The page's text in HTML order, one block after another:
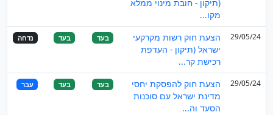
(תיקון - חובת מינוי ממלא
מקו...
29/05/24
הצעת חוק רשות מקרקעי
ישראל (תיקון - העדפת
רכישת קר...
בעד בעד נדחה
29/05/24
הצעת חוק להפסקת יחסי
מדינת ישראל עם סוכנות
הסעד וה...
בעד בעד עבר